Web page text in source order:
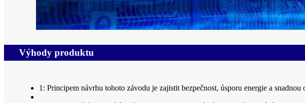
Výhody produktu
1: Principem návrhu tohoto závodu je zajistit bezpečnost, úsporu energie a